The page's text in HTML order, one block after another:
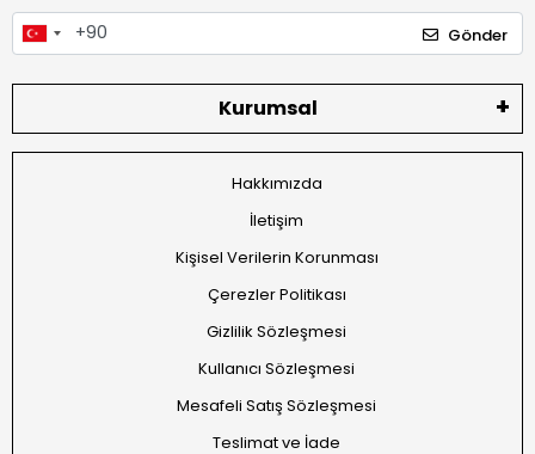
Gönder
Kurumsal
Hakkımızda
İletişim
Kişisel Verilerin Korunması
Çerezler Politikası
Gizlilik Sözleşmesi
Kullanıcı Sözleşmesi
Mesafeli Satış Sözleşmesi
Teslimat ve İade